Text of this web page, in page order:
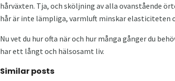
hårväxten. Tja, och sköljning av alla ovanstående
hår är inte lämpliga, varmluft minskar elasticiteten
Nu vet du hur ofta när och hur många gånger du
har ett långt och hälsosamt liv.
Similar posts